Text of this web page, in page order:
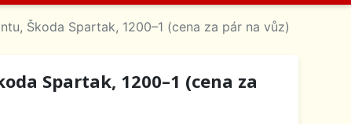
Škoda Spartak, 1200–1 (cena za pár na vůz)
Spartak, 1200–1 (cena za